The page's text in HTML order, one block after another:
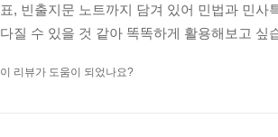
표, 빈출지문 노트까지 담겨 있어 민법과 민
다질 수 있을 것 같아 똑똑하게 활용해보고 싶
이 리뷰가 도움이 되었나요?